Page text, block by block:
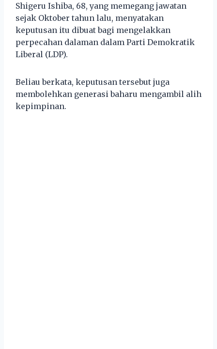
Shigeru Ishiba, 68, yang memegang jawatan
sejak Oktober tahun lalu, menyatakan
keputusan itu dibuat bagi mengelakkan
perpecahan dalaman dalam Parti Demokratik
Liberal (LDP).
Beliau berkata, keputusan tersebut juga
membolehkan generasi baharu mengambil alih
kepimpinan.